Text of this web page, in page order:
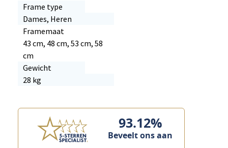
Frame type
Dames, Heren
Framemaat
43 cm, 48 cm, 53 cm, 58
cm
Gewicht
28 kg
93.12%
Beveelt ons aan